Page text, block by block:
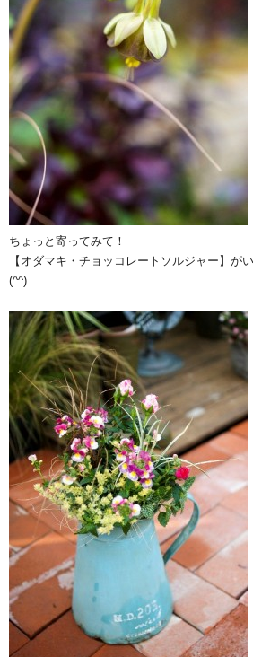
ちょっと寄ってみて！
【オダマキ・チョッコレートソルジャー】が
(^^)